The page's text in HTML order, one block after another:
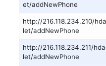
et/addNewPhone
http://216.118.234.210/
let/addNewPhone
http://216.118.234.211/
let/addNewPhone